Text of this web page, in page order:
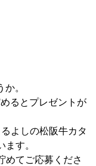
。
るとプレゼントが
よしの松阪牛カタ
す。
めてご応募くださ